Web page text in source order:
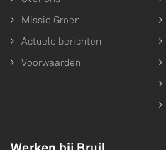
Missie Groen
Actuele berichten
Voorwaarden